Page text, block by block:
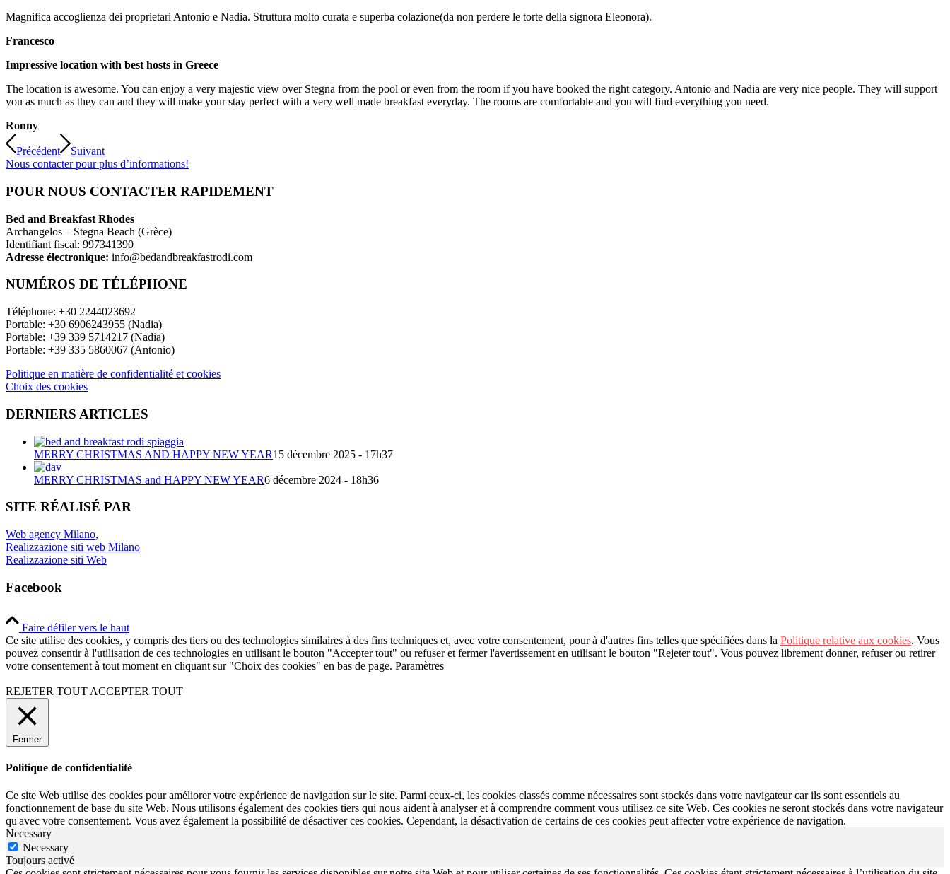
Magnifica accoglienza dei proprietari Antonio e Nadia. Struttura molto curata e superba colazione(da non perdere le torte della signora Eleonora).
Francesco
Impressive location with best hosts in Greece
The location is awesome. You can enjoy a very majestic view over Stegna from the pool or even from the room if you have booked the right category. Antonio and Nadia are very nice people. They will support
you as much as they can and they will make your stay perfect with a very well made breakfast everyday. The rooms are comfortable and you will find everything you need.
Ronny
Précédent
Suivant
Nous contacter pour plus d’informations!
POUR NOUS CONTACTER RAPIDEMENT
Bed and Breakfast Rhodes
Archangelos – Stegna Beach (Grèce)
Identifiant fiscal: 997341390
Adresse électronique: info@bedandbreakfastrodi.com
NUMÉROS DE TÉLÉPHONE
Téléphone: +30 2244023692
Portable: +30 6906243955 (Nadia)
Portable: +39 339 5714217 (Nadia)
Portable: +39 335 5860067 (Antonio)
Politique en matière de confidentialité et cookies
Choix des cookies
DERNIERS ARTICLES
MERRY CHRISTMAS AND HAPPY NEW YEAR15 décembre 2025 - 17h37
MERRY CHRISTMAS and HAPPY NEW YEAR6 décembre 2024 - 18h36
SITE RÉALISÉ PAR
Web agency Milano,
Realizzazione siti web Milano
Realizzazione siti Web
Facebook
Faire défiler vers le haut
Ce site utilise des cookies, y compris des tiers ou des technologies similaires à des fins techniques et, avec votre consentement, pour à d'autres fins telles que spécifiées dans la Politique relative aux cookies. Vous
pouvez consentir à l'utilisation de ces technologies en utilisant le bouton "Accepter tout" ou refuser et fermer l'avertissement en utilisant le bouton "Rejeter tout". Vous pouvez librement donner, refuser ou retirer
votre consentement à tout moment en cliquant sur "Choix des cookies" en bas de page. Paramètres
REJETER TOUT ACCEPTER TOUT
Fermer
Politique de confidentialité
Ce site Web utilise des cookies pour améliorer votre expérience de navigation sur le site. Parmi ceux-ci, les cookies classés comme nécessaires sont stockés dans votre navigateur car ils sont essentiels au
fonctionnement de base du site Web. Nous utilisons également des cookies tiers qui nous aident à analyser et à comprendre comment vous utilisez ce site Web. Ces cookies ne seront stockés dans votre navigateur
qu'avec votre consentement. Vous avez également la possibilité de désactiver ces cookies. Cependant, la désactivation de certains de ces cookies peut affecter votre expérience de navigation.
Necessary
Necessary
Toujours activé